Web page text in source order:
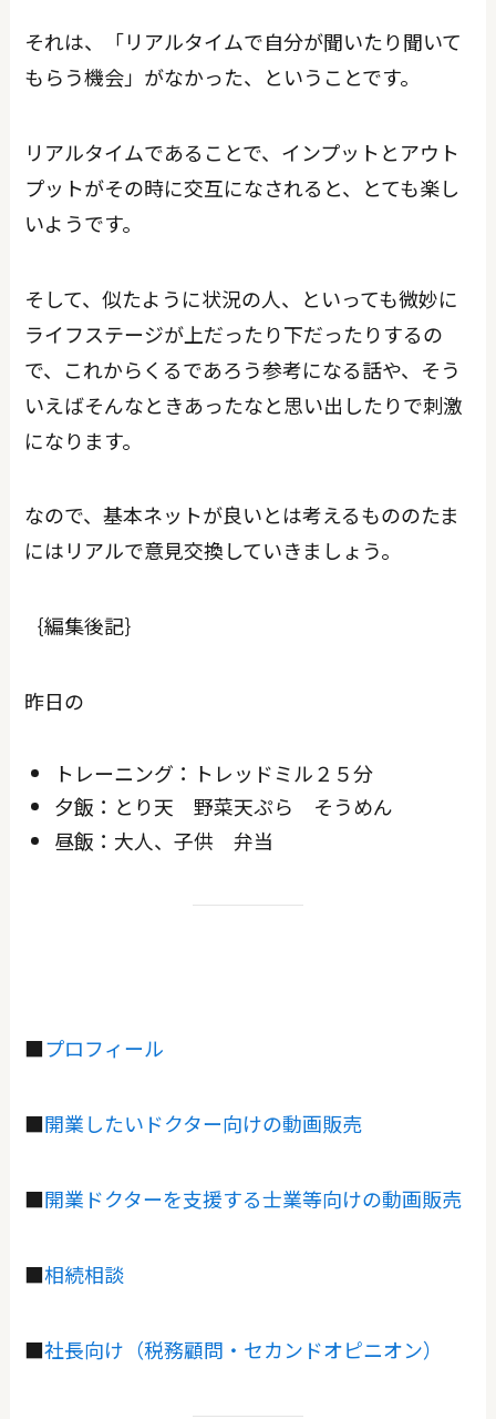
それは、「リアルタイムで自分が聞いたり聞いて
もらう機会」がなかった、ということです。
リアルタイムであることで、インプットとアウト
プットがその時に交互になされると、とても楽し
いようです。
そして、似たように状況の人、といっても微妙に
ライフステージが上だったり下だったりするの
で、これからくるであろう参考になる話や、そう
いえばそんなときあったなと思い出したりで刺激
になります。
なので、基本ネットが良いとは考えるもののたま
にはリアルで意見交換していきましょう。
｛編集後記｝
昨日の
トレーニング：トレッドミル２５分
夕飯：とり天 野菜天ぷら そうめん
昼飯：大人、子供 弁当
■プロフィール
■開業したいドクター向けの動画販売
■開業ドクターを支援する士業等向けの動画販売
■相続相談
■社長向け（税務顧問・セカンドオピニオン）